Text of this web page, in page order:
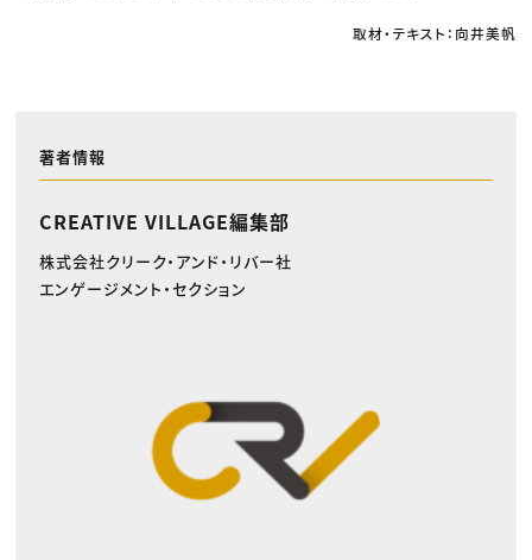
取材・テキスト：向井美帆
著者情報
CREATIVE VILLAGE編集部
株式会社クリーク・アンド・リバー社
エンゲージメント・セクション